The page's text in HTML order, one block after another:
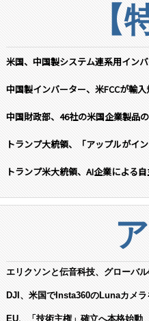
米国、中国製システム連系用イン
中国製インバーター、米FCCが輸
中国財政部、46社の米国企業製品
トランプ大統領、「アップルがイ
トランプ米大統領、AI企業による
エリクソンと伝音科技、グローバ
DJI、米国でInsta360のLunaカメ
EU、「技術主権」確立へ本格始